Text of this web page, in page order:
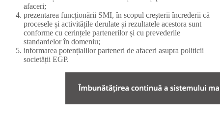
afaceri;
prezentarea funcționării SMI, în scopul creșterii încrederii că
procesele și activitățile derulate și rezultatele acestora sunt
conforme cu cerințele partenerilor și cu prevederile
standardelor în domeniu;
informarea potențialilor parteneri de afaceri asupra politicii
societății EGP.